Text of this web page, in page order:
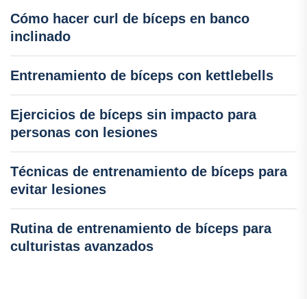
Cómo hacer curl de bíceps en banco
inclinado
Entrenamiento de bíceps con kettlebells
Ejercicios de bíceps sin impacto para
personas con lesiones
Técnicas de entrenamiento de bíceps para
evitar lesiones
Rutina de entrenamiento de bíceps para
culturistas avanzados